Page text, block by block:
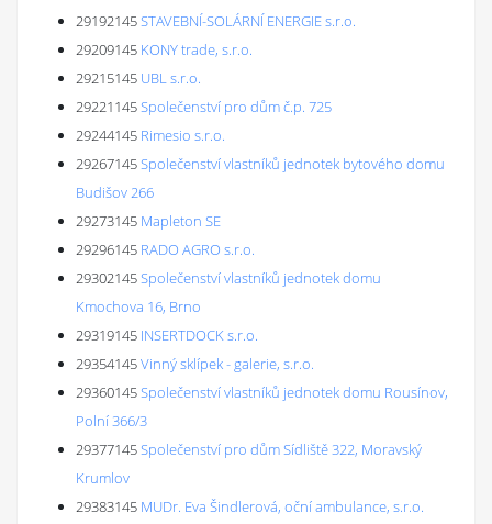
29192145STAVEBNÍ-SOLÁRNÍ ENERGIE s.r.o.
29209145 KONY trade, s.r.o.
29215145 UBL s.r.o.
29221145Společenství pro dům č.p. 725
29244145 Rimesio s.r.o.
29267145Společenství vlastníků jednotek bytového domu
Budišov 266
29273145 Mapleton SE
29296145 RADO AGRO s.r.o.
29302145Společenství vlastníků jednotek domu
Kmochova 16, Brno
29319145 INSERTDOCK s.r.o.
29354145Vinný sklípek - galerie, s.r.o.
29360145Společenství vlastníků jednotek domu Rousínov,
Polní 366/3
29377145Společenství pro dům Sídliště 322, Moravský
Krumlov
29383145 MUDr. Eva Šindlerová, oční ambulance, s.r.o.